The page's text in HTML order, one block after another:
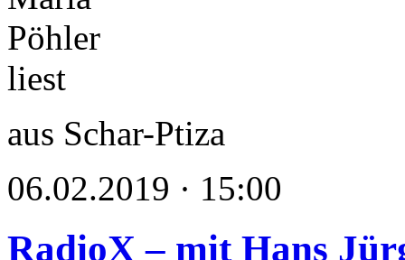
aus Schar-Ptiza
06.02.2019 · 15:00
RadioX – mit Hans